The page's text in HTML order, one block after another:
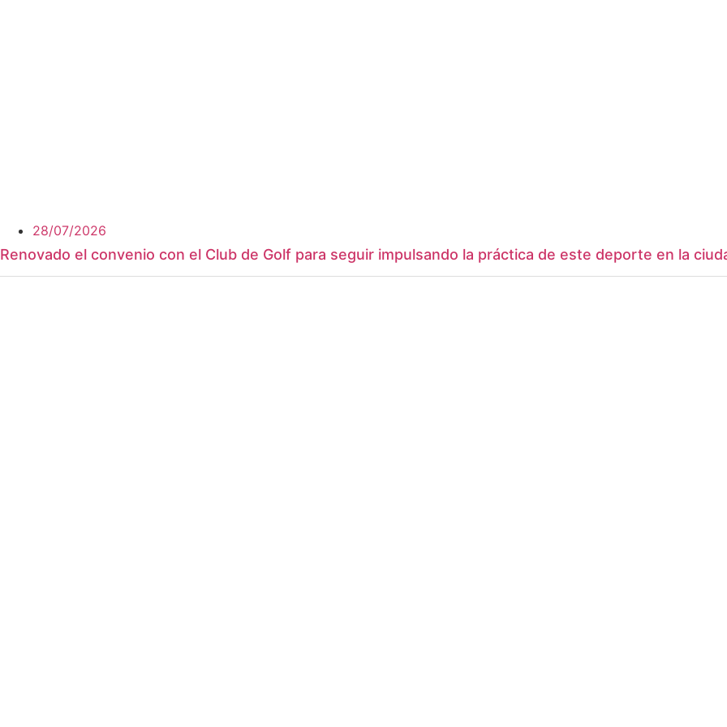
28/07/2026
Renovado el convenio con el Club de Golf para seguir impulsando la práctica de este deporte en la